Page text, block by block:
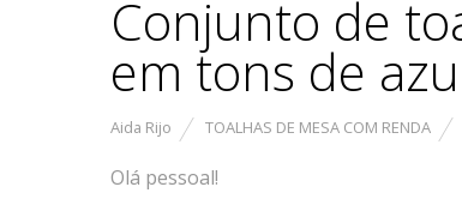
Conjunto de
em tons de
Aida Rijo TOALHAS DE MESA COM RENDA
Olá pessoal!